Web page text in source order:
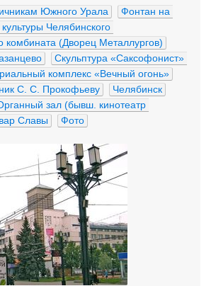
Южного Урала
Фонтан на
Челябинского
комбината (Дворец Металлургов)
Скульптура «Саксофонист»
комплекс «Вечный огонь»
С. С. Прокофьеву
Челябинск
зал (бывш. кинотеатр
Славы Фото